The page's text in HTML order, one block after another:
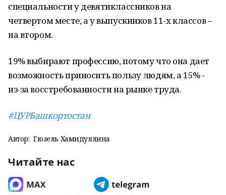
специальности у девятиклассников на
четвертом месте, а у выпускников 11-х классов –
на втором.
19% выбирают профессию, потому что она дает
возможность приносить пользу людям, а 15% -
из-за восстребованности на рынке труда.
#ЦУРБашкортостан
Автор: Гюзель Хамидуллина
Читайте нас